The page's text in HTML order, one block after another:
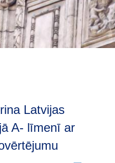
A- līmenī ar